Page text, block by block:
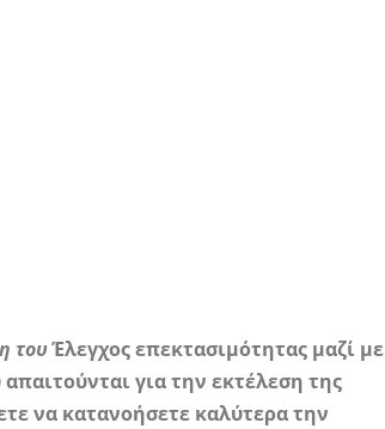
τουΈλεγχος επεκτασιμότητας μαζί με
για την εκτέλεση της
να κατανοήσετε καλύτερα την